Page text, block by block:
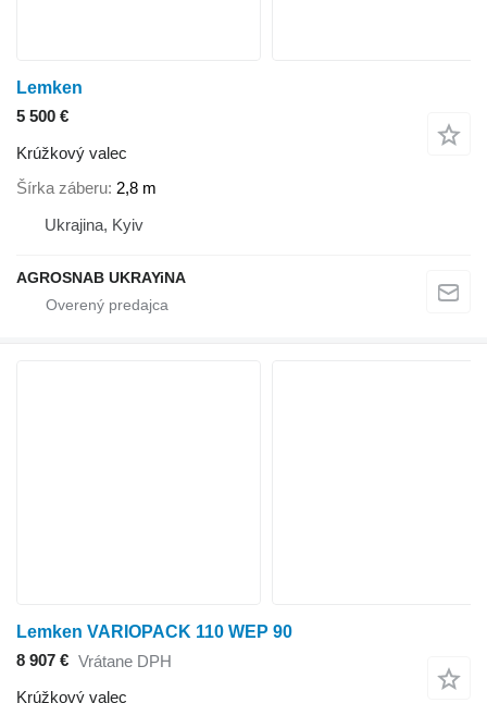
Lemken
5 500 €
Krúžkový valec
Šírka záberu 2,8 m
Ukrajina, Kyiv
AGROSNAB UKRAYiNA
Lemken VARIOPACK 110 WEP 90
8 907 € Vrátane DPH
Krúžkový valec